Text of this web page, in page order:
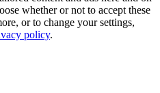
whether or not to accept these
or to change your settings,
policy.